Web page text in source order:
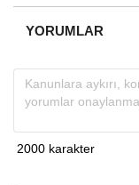
YORUMLAR